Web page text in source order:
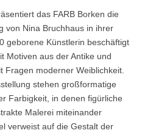
das FARB Borken die
von Nina Bruchhaus in ihrer
geborene Künstlerin beschäftigt
Motiven aus der Antike und
Fragen moderner Weiblichkeit.
stehen großformatige
Farbigkeit, in denen figürliche
Malerei miteinander
verweist auf die Gestalt der